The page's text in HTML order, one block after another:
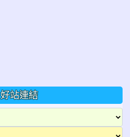
好站連結